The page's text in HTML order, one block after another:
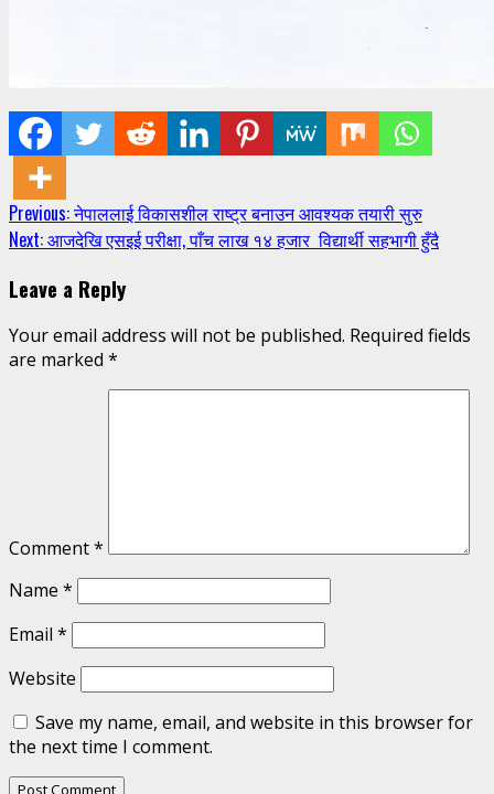
Continue
Reading
Previous:नेपाललाई विकासशील राष्ट्र बनाउन आवश्यक तयारी सुरु
Next:आजदेखि एसइई परीक्षा, पाँच लाख १४ हजार विद्यार्थी सहभागी हुँदै
Leave a Reply
Your email address will not be published. Required fields
are marked *
Comment*
Name *
Email *
Website
Save my name, email, and website in this browser for
the next time I comment.